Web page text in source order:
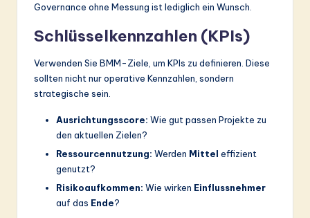
Governance ohne Messung ist lediglich ein Wunsch.
Schlüsselkennzahlen (KPIs)
Verwenden Sie BMM-Ziele, um KPIs zu definieren. Diese
sollten nicht nur operative Kennzahlen, sondern
strategische sein.
Ausrichtungsscore: Wie gut passen Projekte zu
den aktuellen Zielen?
Ressourcennutzung: Werden Mittel effizient
genutzt?
Risikoaufkommen: Wie wirken Einflussnehmer
auf das Ende?